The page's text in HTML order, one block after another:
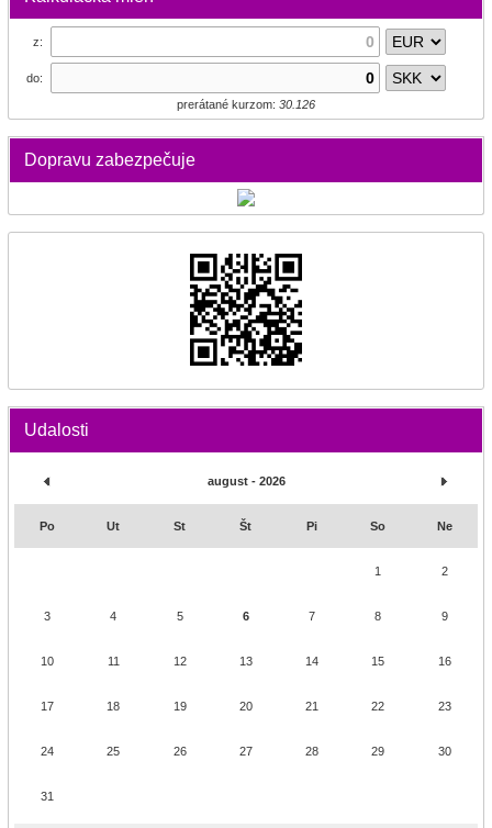
z:
do:
prerátané kurzom: 30.126
Dopravu zabezpečuje
Udalosti
august - 2026
Po Ut St Št Pi So Ne
1 2
3 4 5 6 7 8 9
10 11 12 13 14 15 16
17 18 19 20 21 22 23
24 25 26 27 28 29 30
31